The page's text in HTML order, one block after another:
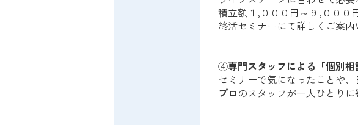
積立額１,０００円～９,０００
終活セミナーにて詳しくご案内
④専門スタッフによる「個別相
セミナーで気になったことや、
プロ のスタッフが一人ひとりに